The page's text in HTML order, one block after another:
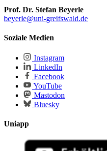
Prof. Dr. Stefan Beyerle
beyerle@uni-greifswald.de
Soziale Medien
Instagram
LinkedIn
Facebook
YouTube
Mastodon
Bluesky
Uniapp